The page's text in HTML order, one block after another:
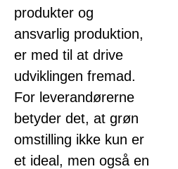
produkter og
ansvarlig produktion,
er med til at drive
udviklingen fremad.
For leverandørerne
betyder det, at grøn
omstilling ikke kun er
et ideal, men også en